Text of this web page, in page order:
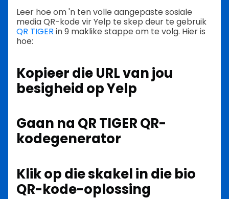
Leer hoe om 'n ten volle aangepaste sosiale
media QR-kode vir Yelp te skep deur te gebruik
QR TIGER in 9 maklike stappe om te volg. Hier is
hoe:
Kopieer die URL van jou
besigheid op Yelp
Gaan na QR TIGER QR-
kodegenerator
Klik op die skakel in die bio
QR-kode-oplossing